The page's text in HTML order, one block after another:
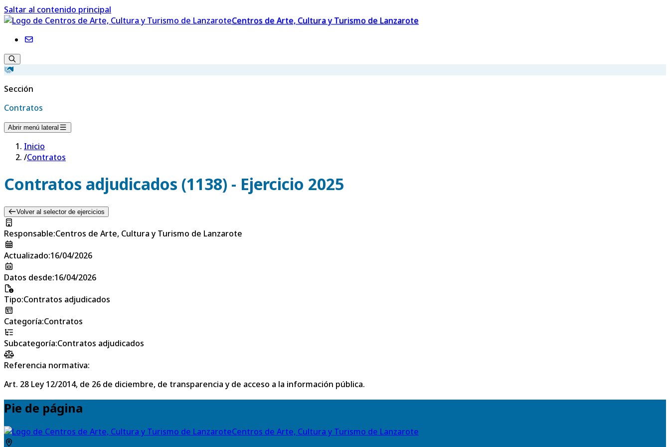
Saltar al contenido principal
Centros de Arte, Cultura y Turismo de Lanzarote
Sección
Contratos
Abrir menú lateral
Inicio
/Contratos
Contratos adjudicados (1138) - Ejercicio 2025
Volver al selector de ejercicios
Responsable:Centros de Arte, Cultura y Turismo de Lanzarote
Actualizado:16/04/2026
Datos desde:16/04/2026
Tipo:Contratos adjudicados
Categoría:Contratos
Subcategoría:Contratos adjudicados
Referencia normativa:
Art. 28 Ley 12/2014, de 26 de diciembre, de transparencia y de acceso a la información pública.
Pie de página
Centros de Arte, Cultura y Turismo de Lanzarote